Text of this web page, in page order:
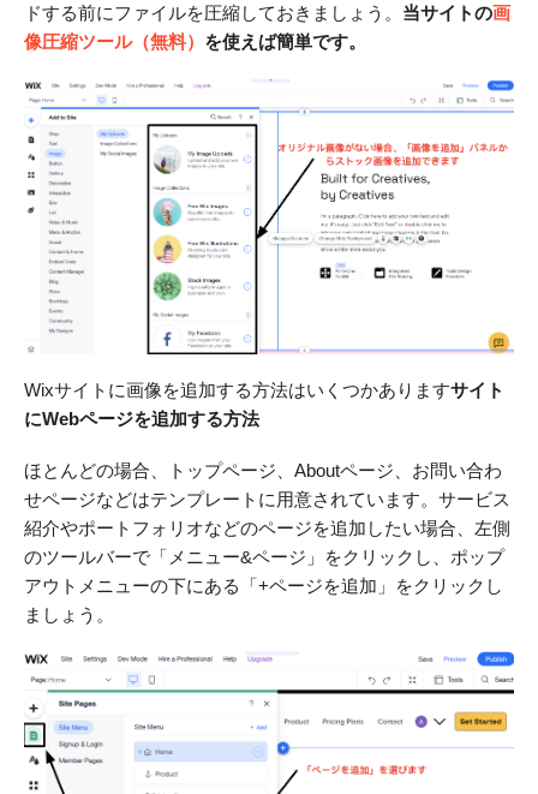
ドする前にファイルを圧縮しておきましょう。 当サイトの画
像圧縮ツール（無料） を使えば簡単です。
Wixサイトに画像を追加する方法はいくつかありますサイト
にWebページを追加する方法
ほとんどの場合、トップページ、Aboutページ、お問い合わ
せページなどはテンプレートに用意されています。サービス
紹介やポートフォリオなどのページを追加したい場合、左側
のツールバーで「メニュー&ページ」をクリックし、ポップ
アウトメニューの下にある「+ページを追加」をクリックし
ましょう。